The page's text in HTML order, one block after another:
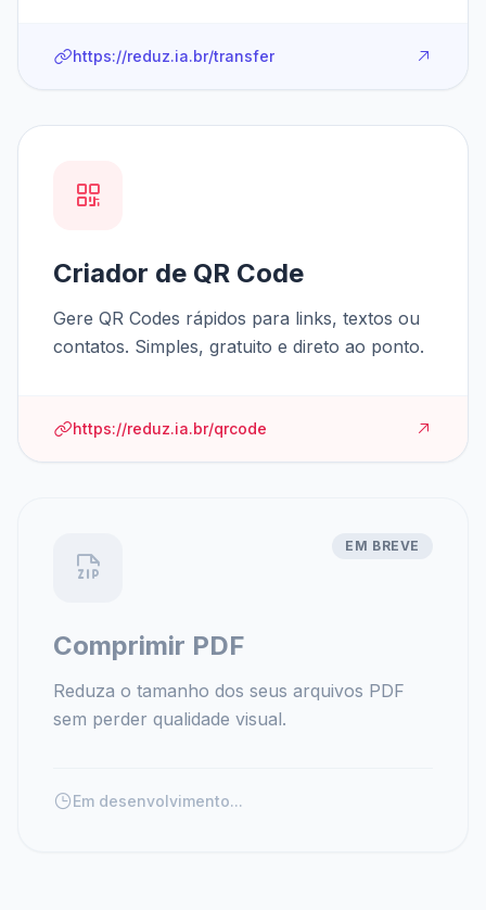
https://reduz.ia.br/transfer
Criador de QR Code
Gere QR Codes rápidos para links, textos ou
contatos. Simples, gratuito e direto ao ponto.
https://reduz.ia.br/qrcode
EM BREVE
Comprimir PDF
Reduza o tamanho dos seus arquivos PDF
sem perder qualidade visual.
Em desenvolvimento...